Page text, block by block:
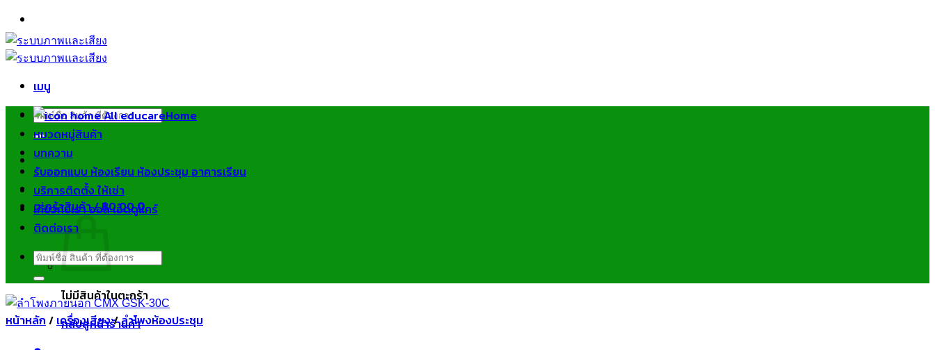
ข้าม
ไป
ยัง
เมนู
ค้นหา:
ตะกร้าสินค้า /฿0.000
ไม่มีสินค้าในตะกร้า
กลับสู่หน้าร้านค้า
Home
หมวดหมู่สินค้า
บทความ
รับออกแบบ ห้องเรียน ห้องประชุม อาคารเรียน
บริการติดตั้ง ให้เช่า
เกี่ยวกับเรา ออล เอ็ดดูแคร์
ติดต่อเรา
ค้นหา:
หน้าหลัก / เครื่องเสียง/ ลำโพงห้องประชุม